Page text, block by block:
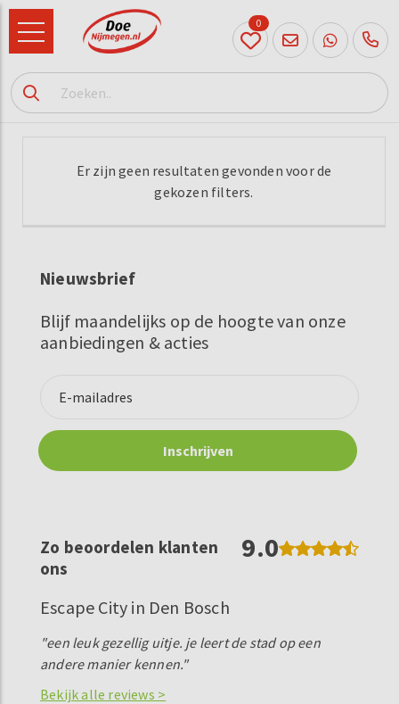
024
204
0
Er zijn geen resultaten gevonden voor de
gekozen filters.
Nieuwsbrief
Blijf maandelijks op de hoogte van onze
aanbiedingen & acties
Zo beoordelen klanten
ons
9.0
Escape City in Den Bosch
"een leuk gezellig uitje. je leert de stad op een
andere manier kennen."
Bekijk alle reviews >